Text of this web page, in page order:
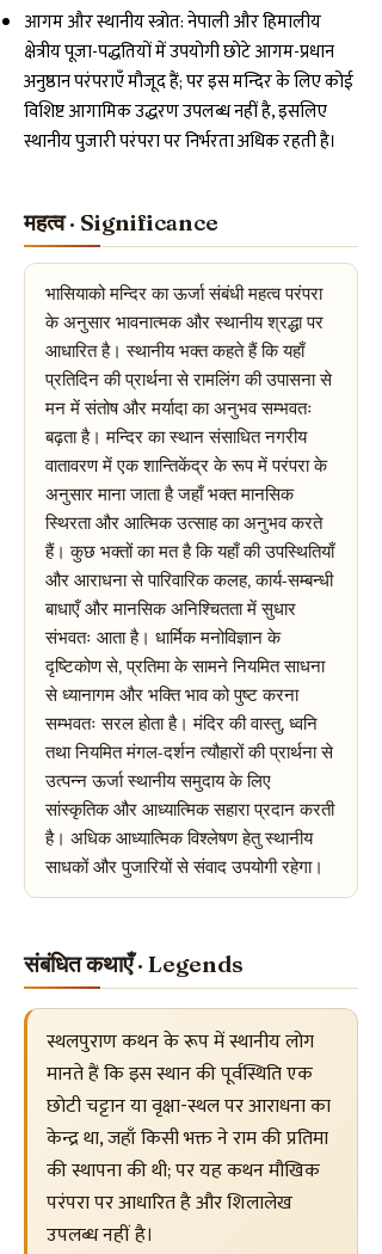
आगम और स्थानीय स्त्रोत: नेपाली और हिमालीय
क्षेत्रीय पूजा-पद्धतियों में उपयोगी छोटे आगम-प्रधान
अनुष्ठान परंपराएँ मौजूद हैं; पर इस मन्दिर के लिए कोई
विशिष्ट आगामिक उद्धरण उपलब्ध नहीं है, इसलिए
स्थानीय पुजारी परंपरा पर निर्भरता अधिक रहती है।
महत्व · Significance
भासियाको मन्दिर का ऊर्जा संबंधी महत्व परंपरा
के अनुसार भावनात्मक और स्थानीय श्रद्धा पर
आधारित है। स्थानीय भक्त कहते हैं कि यहाँ
प्रतिदिन की प्रार्थना से रामलिंग की उपासना से
मन में संतोष और मर्यादा का अनुभव सम्भवतः
बढ़ता है। मन्दिर का स्थान संसाधित नगरीय
वातावरण में एक शान्तिकेंद्र के रूप में परंपरा के
अनुसार माना जाता है जहाँ भक्त मानसिक
स्थिरता और आत्मिक उत्साह का अनुभव करते
हैं। कुछ भक्तों का मत है कि यहाँ की उपस्थितियाँ
और आराधना से पारिवारिक कलह, कार्य-सम्बन्धी
बाधाएँ और मानसिक अनिश्चितता में सुधार
संभवतः आता है। धार्मिक मनोविज्ञान के
दृष्टिकोण से, प्रतिमा के सामने नियमित साधना
से ध्यानागम और भक्ति भाव को पुष्ट करना
सम्भवतः सरल होता है। मंदिर की वास्तु, ध्वनि
तथा नियमित मंगल-दर्शन त्यौहारों की प्रार्थना से
उत्पन्न ऊर्जा स्थानीय समुदाय के लिए
सांस्कृतिक और आध्यात्मिक सहारा प्रदान करती
है। अधिक आध्यात्मिक विश्लेषण हेतु स्थानीय
साधकों और पुजारियों से संवाद उपयोगी रहेगा।
संबंधित कथाएँ · Legends
स्थलपुराण कथन के रूप में स्थानीय लोग
मानते हैं कि इस स्थान की पूर्वस्थिति एक
छोटी चट्टान या वृक्षा-स्थल पर आराधना का
केन्द्र था, जहाँ किसी भक्त ने राम की प्रतिमा
की स्थापना की थी; पर यह कथन मौखिक
परंपरा पर आधारित है और शिलालेख
उपलब्ध नहीं है।